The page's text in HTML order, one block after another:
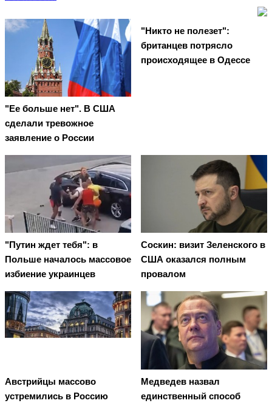
"Ее больше нет". В США
сделали тревожное
заявление о России
"Никто не полезет":
британцев потрясло
происходящее в Одессе
"Путин ждет тебя": в
Польше началось массовое
избиение украинцев
Соскин: визит Зеленского в
США оказался полным
провалом
Австрийцы массово
устремились в Россию
Медведев назвал
единственный способ